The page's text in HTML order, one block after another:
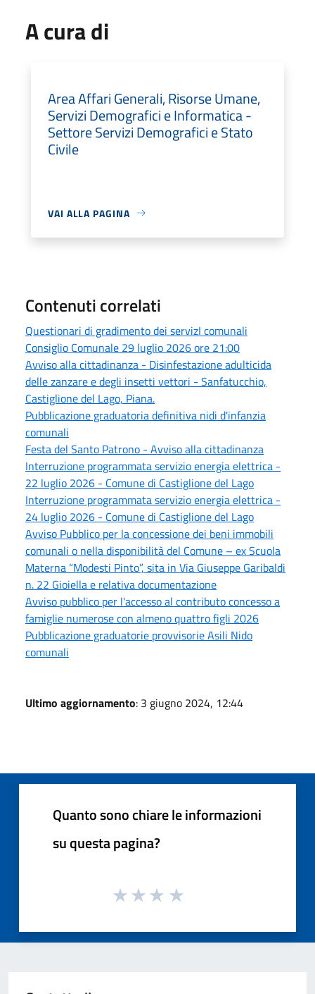
A cura di
Area Affari Generali, Risorse Umane,
Servizi Demografici e Informatica -
Settore Servizi Demografici e Stato
Civile
VAI ALLA PAGINA
Contenuti correlati
Questionari di gradimento dei servizI comunali
Consiglio Comunale 29 luglio 2026 ore 21:00
Avviso alla cittadinanza - Disinfestazione adulticida
delle zanzare e degli insetti vettori - Sanfatucchio,
Castiglione del Lago, Piana.
Pubblicazione graduatoria definitiva nidi d'infanzia
comunali
Festa del Santo Patrono - Avviso alla cittadinanza
Interruzione programmata servizio energia elettrica -
22 luglio 2026 - Comune di Castiglione del Lago
Interruzione programmata servizio energia elettrica -
24 luglio 2026 - Comune di Castiglione del Lago
Avviso Pubblico per la concessione dei beni immobili
comunali o nella disponibilità del Comune – ex Scuola
Materna “Modesti Pinto”, sita in Via Giuseppe Garibaldi
n. 22 Gioiella e relativa documentazione
Avviso pubblico per l'accesso al contributo concesso a
famiglie numerose con almeno quattro figli 2026
Pubblicazione graduatorie provvisorie Asili Nido
comunali
Ultimo aggiornamento: 3 giugno 2024, 12:44
Quanto sono chiare le informazioni
su questa pagina?